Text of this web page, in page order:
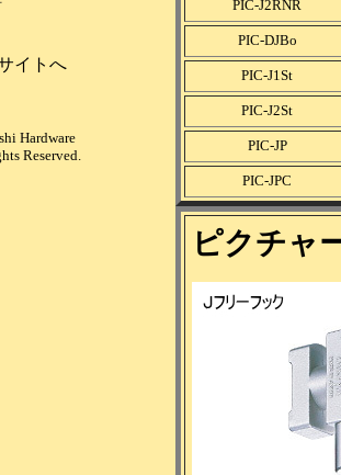
PIC-J2RNR
PIC-DJBo
PIC-J1St
PIC-J2St
PIC-JP
PIC-JPC
ピクチ